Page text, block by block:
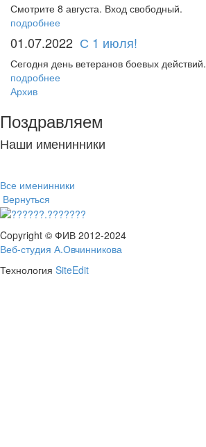
Смотрите 8 августа. Вход свободный.
подробнее
01.07.2022 С 1 июля!
Сегодня день ветеранов боевых действий.
подробнее
Архив
Поздравляем
Наши именинники
Все именинники
Вернуться
Copyright © ФИВ 2012-2024
Веб-студия А.Овчинникова
Технология SiteEdit